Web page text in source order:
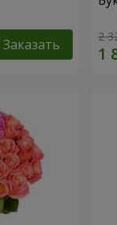
Заказать 2